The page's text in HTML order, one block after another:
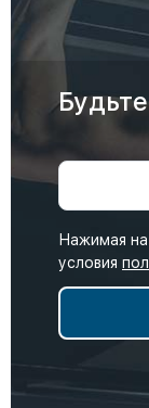
Нажимая
условия